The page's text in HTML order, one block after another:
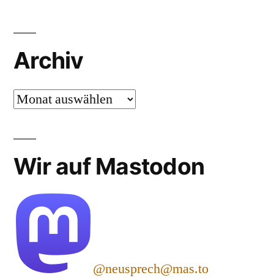
Archiv
Archiv
Wir auf Mastodon
@neusprech@mas.to